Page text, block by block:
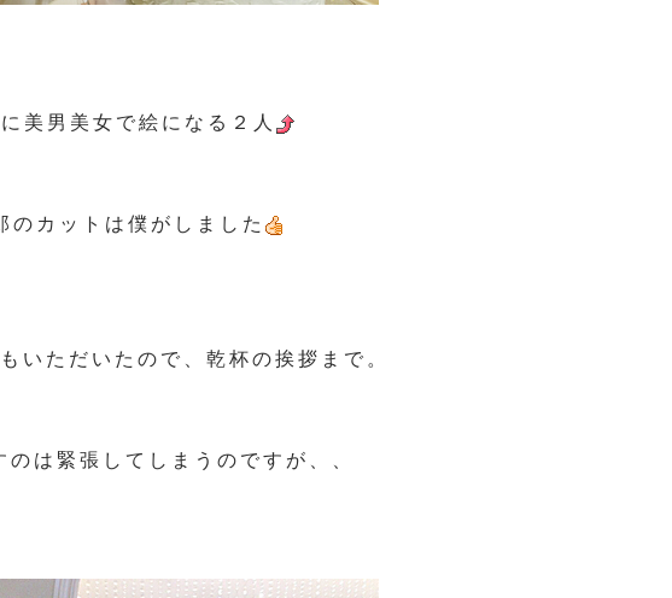
美男美女で絵になる２人
のカットは僕がしました
いただいたので、乾杯の挨拶まで。
のは緊張してしまうのですが、、